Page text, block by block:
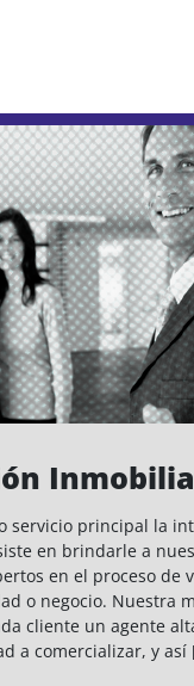
servicio principal la
en brindarle a
en el proceso de
o negocio. Nuestra
cliente un agente
a comercializar, y